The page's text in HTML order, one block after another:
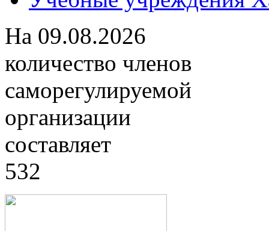
На 09.08.2026
количество членов
саморегулируемой
организации
составляет
532